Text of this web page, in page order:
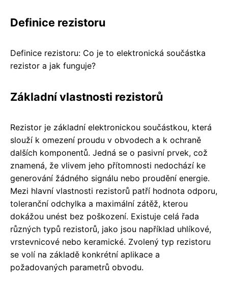
Definice rezistoru
Definice rezistoru: Co je to elektronická součástka
rezistor a jak funguje?
Základní vlastnosti rezistorů
Rezistor je základní elektronickou součástkou, která
slouží k omezení proudu v obvodech a k ochraně
dalších komponentů. Jedná se o pasivní prvek, což
znamená, že vlivem jeho přítomnosti nedochází ke
generování žádného signálu nebo proudění energie.
Mezi hlavní vlastnosti rezistorů patří hodnota odporu,
toleranční odchylka a maximální zátěž, kterou
dokážou unést bez poškození. Existuje celá řada
různých typů rezistorů, jako jsou například uhlíkové,
vrstevnicové nebo keramické. Zvolený typ rezistoru
se volí na základě konkrétní aplikace a
požadovaných parametrů obvodu.